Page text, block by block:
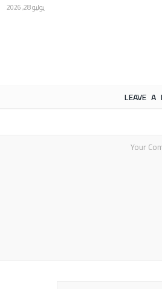
يوليو 28, 2026
LEAVE A